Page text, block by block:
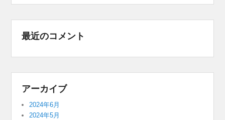
最近のコメント
アーカイブ
2024年6月
2024年5月